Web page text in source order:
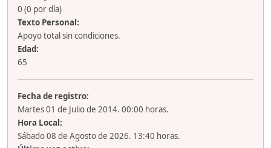
0 (0 por día)
Texto Personal:
Apoyo total sin condiciones.
Edad:
65
Fecha de registro:
Martes 01 de Julio de 2014. 00:00 horas.
Hora Local:
Sábado 08 de Agosto de 2026. 13:40 horas.